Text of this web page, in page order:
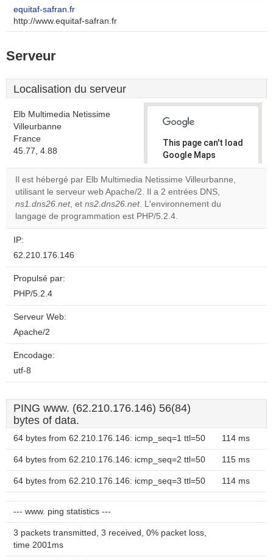
equitaf-safran.fr
http://www.equitaf-safran.fr
Serveur
Localisation du serveur
Elb Multimedia Netissime
Villeurbanne
France
45.77, 4.88
This page can't load
Google Maps
correctly.
Do you
own this
website?
Il est hébergé par Elb Multimedia Netissime Villeurbanne,
utilisant le serveur web Apache/2. Il a 2 entrées DNS,
ns1.dns26.net, et ns2.dns26.net. L'environnement du
langage de programmation est PHP/5.2.4.
IP:
62.210.176.146
Propulsé par:
PHP/5.2.4
Serveur Web:
Apache/2
Encodage:
utf-8
PING www. (62.210.176.146) 56(84)
bytes of data.
64 bytes from 62.210.176.146: icmp_seq=1 ttl=50 114 ms
64 bytes from 62.210.176.146: icmp_seq=2 ttl=50 115 ms
64 bytes from 62.210.176.146: icmp_seq=3 ttl=50 114 ms
--- www. ping statistics ---
3 packets transmitted, 3 received, 0% packet loss,
time 2001ms